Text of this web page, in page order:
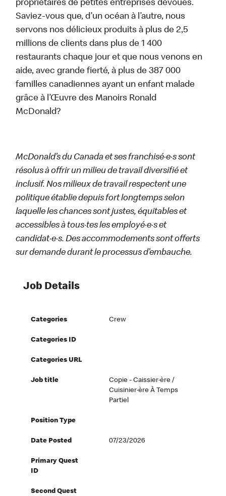
propriétaires de petites entreprises dévoués.
Saviez-vous que, d’un océan à l’autre, nous
servons nos délicieux produits à plus de 2,5
millions de clients dans plus de 1 400
restaurants chaque jour et que nous venons en
aide, avec grande fierté, à plus de 387 000
familles canadiennes ayant un enfant malade
grâce à l’Œuvre des Manoirs Ronald
McDonald?
McDonald’s du Canada et ses franchisé·e·s sont
résolus à offrir un milieu de travail diversifié et
inclusif. Nos milieux de travail respectent une
politique établie depuis fort longtemps selon
laquelle les chances sont justes, équitables et
accessibles à tous·tes les employé·e·s et
candidat·e·s. Des accommodements sont offerts
sur demande durant le processus d’embauche.
Job Details
Categories Crew
Categories ID
Categories URL
Job title
Copie - Caissier·ère /
Cuisinier·ère À Temps
Partiel
Position Type
Date Posted 07/23/2026
Primary Quest
ID
Second Quest